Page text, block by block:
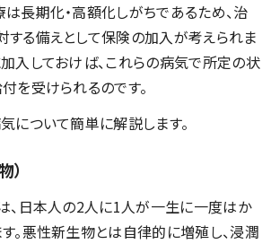
長期化・高額化しがちであるため、治
る備えとして保険の加入が考えられま
入しておけば、これらの病気で所定の状
を受けられるのです。
について簡単に解説します。
）
、日本人の2人に1人が一生に一度はか
。悪性新生物とは自律的に増殖し、浸潤